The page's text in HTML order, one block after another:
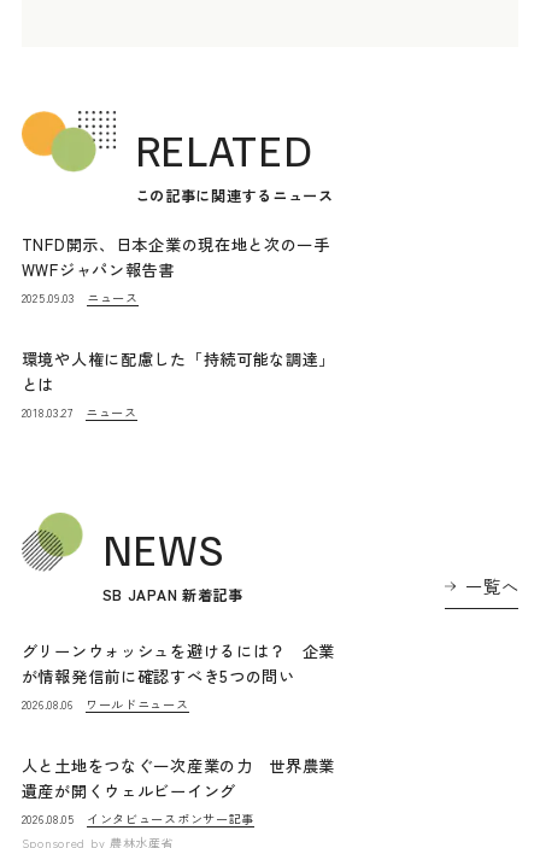
RELATED
この記事に関連するニュース
TNFD開示、日本企業の現在地と次の一手
WWFジャパン報告書
2025.09.03 ニュース
環境や人権に配慮した「持続可能な調達」
とは
2018.03.27 ニュース
NEWS
SB JAPAN 新着記事 一覧へ
グリーンウォッシュを避けるには？ 企業
が情報発信前に確認すべき5つの問い
2026.08.06 ワールドニュース
人と土地をつなぐ一次産業の力 世界農業
遺産が開くウェルビーイング
2026.08.05 インタビュー スポンサー記事
Sponsored by 農林水産省